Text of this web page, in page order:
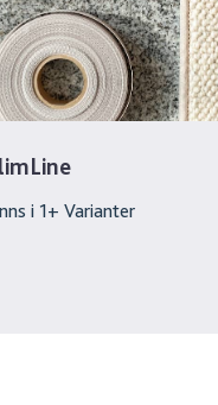
i 1+ Varianter